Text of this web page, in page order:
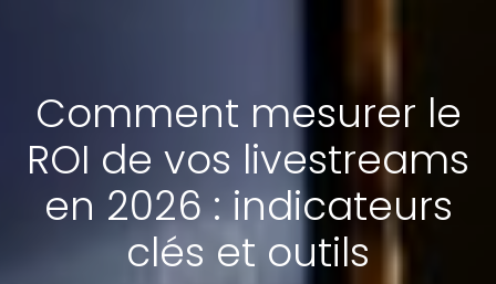
Comment mesurer le
ROI de vos livestreams
en 2026 : indicateurs
clés et outils